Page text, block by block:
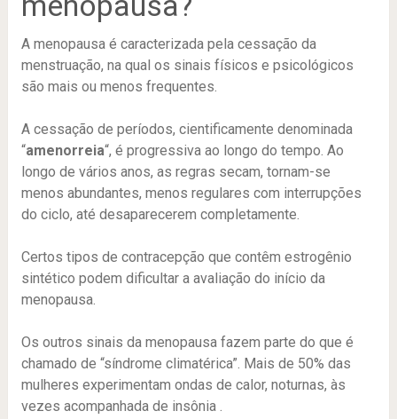
A menopausa é caracterizada pela cessação da
menstruação, na qual os sinais físicos e psicológicos
são mais ou menos frequentes.
A cessação de períodos, cientificamente denominada
“amenorreia“, é progressiva ao longo do tempo. Ao
longo de vários anos, as regras secam, tornam-se
menos abundantes, menos regulares com interrupções
do ciclo, até desaparecerem completamente.
Certos tipos de contracepção que contêm estrogênio
sintético podem dificultar a avaliação do início da
menopausa.
Os outros sinais da menopausa fazem parte do que é
chamado de “síndrome climatérica”. Mais de 50% das
mulheres experimentam ondas de calor, noturnas, às
vezes acompanhada de insônia .